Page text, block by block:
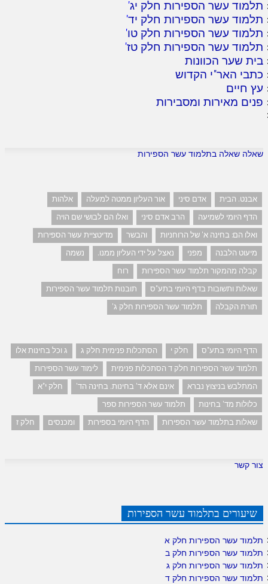
תלמוד עשר הספירות חלק יג'
תלמוד עשר הספירות חלק יד'
תלמוד עשר הספירות חלק טו'
תלמוד עשר הספירות חלק טז'
בית שער הכוונות
כתבי האר"י הקדוש
עץ חיים
פנים מאירות ומסבירות
שאלה שאלה בתלמוד עשר הספירות
אבנט. הבית אדם סיני אור העליון ממטה למעלה
אלהות
הדף היומי לשמיעה
הרב אדם סיני
ואלו הם לבושי שם הויה
ואלו הם: בחינה א' של הרוחניות
והבשר
מדיטציית עשר הספירות
מיעוט הלבנה
מפני נאצל על ידי העליון ממנו.
נשמה
קבלה מהמקור תלמוד עשר הספירות
רוח
שאלות ותשובות בדף היומי בתע"ס
תובנות תלמוד עשר הספירות
תורת הקבלה
תלמוד עשר הספירות חלק ג'
הדף היומי בתע"ס חלק י הסתכלות פנימית חלק ג
ג וכל בחינות אלו
תלמוד עשר הספירות חלק ד הסתכלות פנימית
לימוד עשר הספירות
המתלבש בניצוץ נברא
אינם אלא ד' בחינות. בחינה הד'
חלק י"א
כלולות מד' בחינות
תלמוד עשר הספירות ספר
שאלות בתלמוד עשר הספירות
הדף היומי בספירות ומכנסים חלק ז
צור קשר
שיעורים בתלמוד עשר הספירות
תלמוד עשר הספירות חלק א
תלמוד עשר הספירות חלק ב
תלמוד עשר הספירות חלק ג
תלמוד עשר הספירות חלק ד